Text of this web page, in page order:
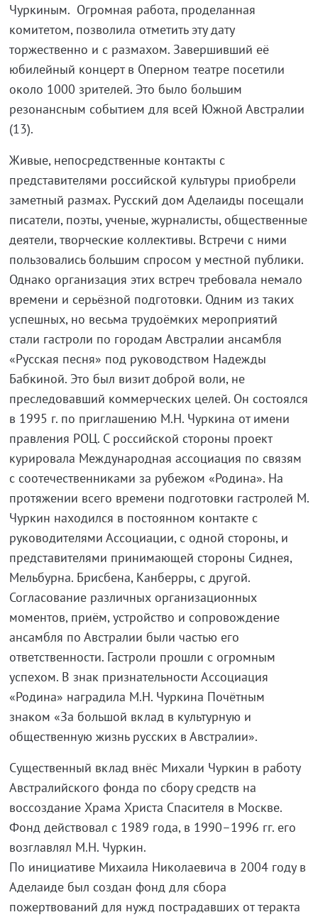
Чуркиным. Огромная работа, проделанная
комитетом, позволила отметить эту дату
торжественно и с размахом. Завершивший её
юбилейный концерт в Оперном театре посетили
около 1000 зрителей. Это было большим
резонансным событием для всей Южной Австралии
(13).
Живые, непосредственные контакты с
представителями российской культуры приобрели
заметный размах. Русский дом Аделаиды посещали
писатели, поэты, ученые, журналисты, общественные
деятели, творческие коллективы. Встречи с ними
пользовались большим спросом у местной публики.
Однако организация этих встреч требовала немало
времени и серьёзной подготовки. Одним из таких
успешных, но весьма трудоёмких мероприятий
стали гастроли по городам Австралии ансамбля
«Русская песня» под руководством Надежды
Бабкиной. Это был визит доброй воли, не
преследовавший коммерческих целей. Он состоялся
в 1995 г. по приглашению М.Н. Чуркина от имени
правления РОЦ. С российской стороны проект
курировала Международная ассоциация по связям
с соотечественниками за рубежом «Родина». На
протяжении всего времени подготовки гастролей М.
Чуркин находился в постоянном контакте с
руководителями Ассоциации, с одной стороны, и
представителями принимающей стороны Сиднея,
Мельбурна. Брисбена, Канберры, с другой.
Согласование различных организационных
моментов, приём, устройство и сопровождение
ансамбля по Австралии были частью его
ответственности. Гастроли прошли с огромным
успехом. В знак признательности Ассоциация
«Родина» наградила М.Н. Чуркина Почётным
знаком «За большой вклад в культурную и
общественную жизнь русских в Австралии».
Существенный вклад внёс Михали Чуркин в работу
Австралийского фонда по сбору средств на
воссоздание Храма Христа Спасителя в Москве.
Фонд действовал с 1989 года, в 1990–1996 гг. его
возглавлял М.Н. Чуркин.
По инициативе Михаила Николаевича в 2004 году в
Аделаиде был создан фонд для сбора
пожертвований для нужд пострадавших от теракта